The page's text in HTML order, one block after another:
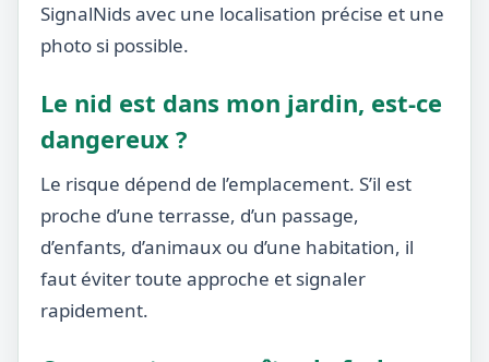
SignalNids avec une localisation précise et une
photo si possible.
Le nid est dans mon jardin, est-ce
dangereux ?
Le risque dépend de l’emplacement. S’il est
proche d’une terrasse, d’un passage,
d’enfants, d’animaux ou d’une habitation, il
faut éviter toute approche et signaler
rapidement.